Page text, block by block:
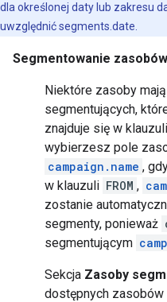
dla określonej daty lub zakresu
uwzględnić segments.date.
Segmentowanie zasobów
Niektóre zasoby
segmentujących,
znajduje się w klauzuli
wybierzesz pole
campaign.name ,
w klauzuli FROM ,
zostanie
segmenty, ponieważ
segmentującym
Sekcja Zasoby
dostępnych